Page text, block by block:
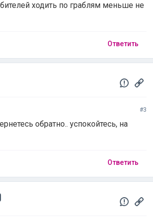
ходить по граблям меньше не
Ответить
#3
обратно.. успокойтесь, на
Ответить